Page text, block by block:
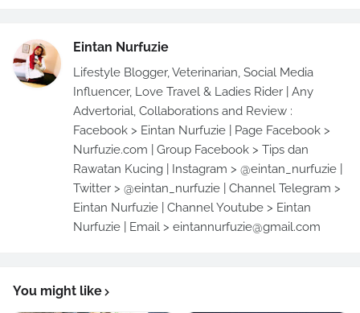
Eintan Nurfuzie
Lifestyle Blogger, Veterinarian, Social Media
Influencer, Love Travel & Ladies Rider | Any
Advertorial, Collaborations and Review :
Facebook > Eintan Nurfuzie | Page Facebook >
Nurfuzie.com | Group Facebook > Tips dan
Rawatan Kucing | Instagram > @eintan_nurfuzie |
Twitter > @eintan_nurfuzie | Channel Telegram >
Eintan Nurfuzie | Channel Youtube > Eintan
Nurfuzie | Email > eintannurfuzie@gmail.com
You might like